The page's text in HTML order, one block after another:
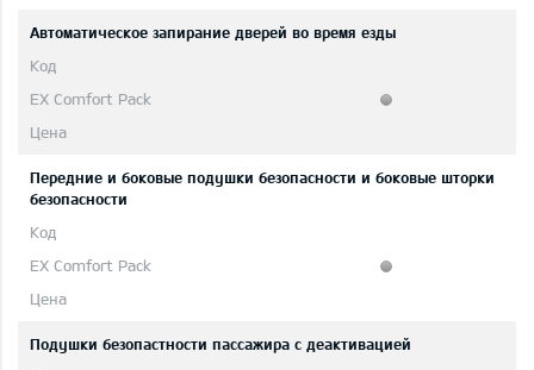
Автоматическое запирание дверей во время езды
Передние и боковые подушки безопасности и боковые шторки
безопасности
Подушки безопастности пассажира с деактивацией